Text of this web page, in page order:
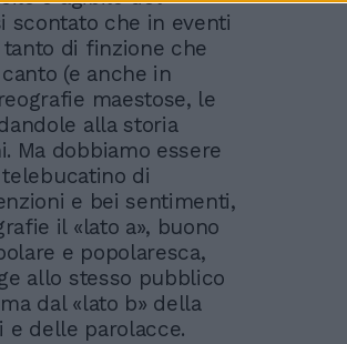
scontato che in eventi
di finzione che
(e anche in
maestose, le
alla storia
Ma dobbiamo essere
di
e bei sentimenti,
il «lato a», buono
e popolaresca,
allo stesso pubblico
dal «lato b» della
delle parolacce.